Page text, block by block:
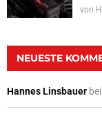
von
NEUESTE
Hannes Linsbauer bei